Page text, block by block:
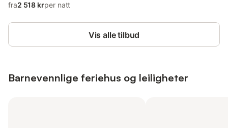
fra2 518 krper natt
Vis alle tilbud
Barnevennlige feriehus og leiligheter